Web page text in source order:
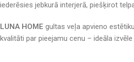
iederēsies jebkurā interjerā, piešķirot
LUNA HOME gultas veļa apvieno
kvalitāti par pieejamu cenu – ideāla izvēle